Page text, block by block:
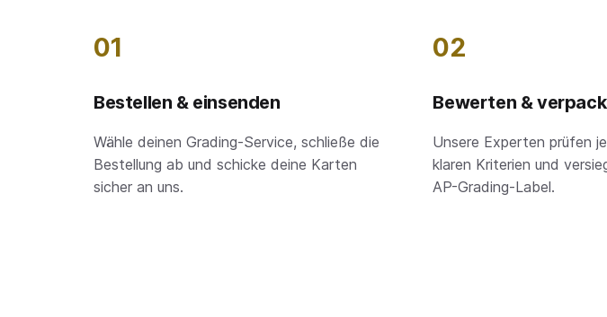
01
Bestellen & einsenden
Wähle deinen Grading-Service, schließe die
Bestellung ab und schicke deine Karten
sicher an uns.
02
Bewerten &
Unsere Experten prüfen
klaren Kriterien und
AP-Grading-Label.